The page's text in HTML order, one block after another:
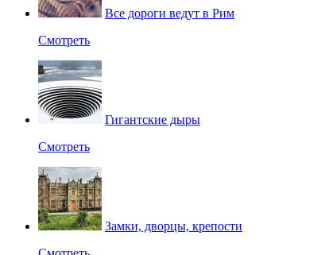
Все дороги ведут в Рим
Смотреть
Гигантские дыры
Смотреть
Замки, дворцы, крепости